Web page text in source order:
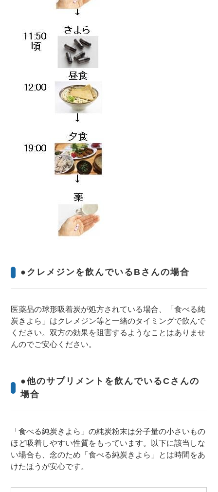
●クレメジンを飲んでいるBさんの場合
医薬品の球形吸着炭が処方されている場合、「食べる純
炭きよら」はクレメジン等と一緒のタイミングで飲んで
ください。双方の効果を阻害するようなことはありませ
んのでご安心ください。
●他のサプリメントを飲んでいるCさんの
場合
「食べる純炭きよら」の純炭粉末は分子量の小さいもの
ほど吸着しやすい性質をもっています。以下に該当しな
い場合も、念のため「食べる純炭きよら」とは時間をあ
けたほうが安心です。